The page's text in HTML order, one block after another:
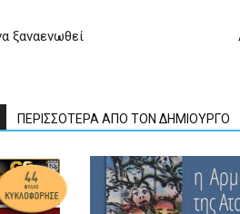
ξαναενωθεί
ΠΕΡΙΣΣΟΤΕΡΑ ΑΠΟ ΤΟΝ ΔΗΜΙΟΥΡΓΟ